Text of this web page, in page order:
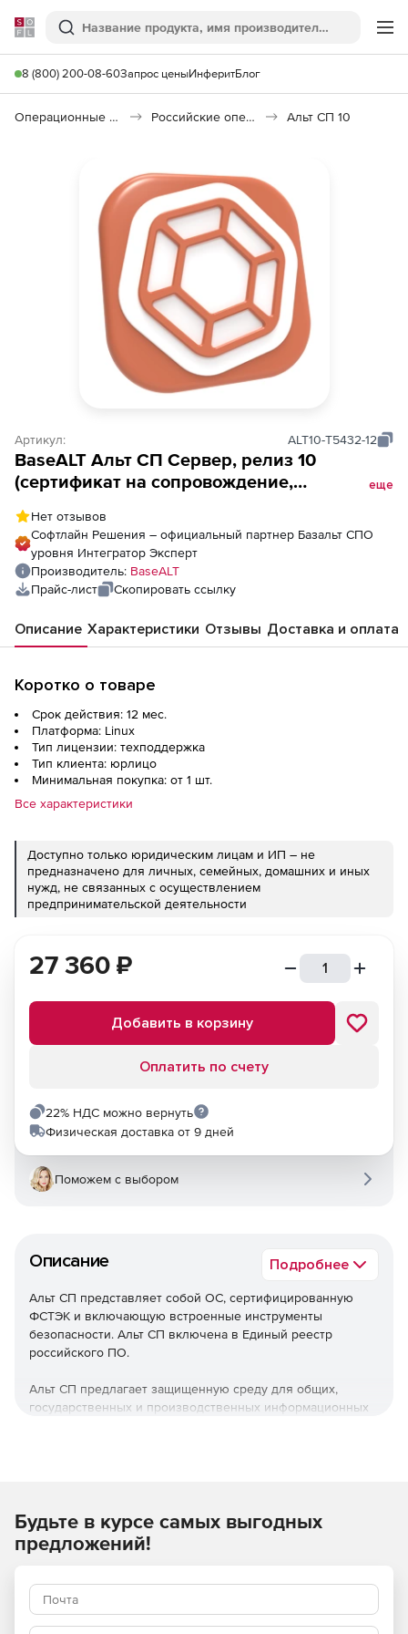
Softline
Поиск
8 (800) 200-08-60Запрос ценыИнферитБлог
Операционные системы Российские операционные системы (Импортозамещение) Альт СП 10
Артикул: ALT10-T5432-12
BaseALT Альт СП Сервер, релиз 10
(сертификат на сопровождение,
виртуализации, без сопровождения
программного комплекса Альт Домен,
уровень стандартный, сроком на 12 мес.
еще
Нет отзывов
Софтлайн Решения – официальный партнер Базальт СПО
уровня Интегратор Эксперт
Производитель: BaseALT
Прайс-лист
Скопировать ссылку
Описание Характеристики Отзывы Доставка и оплата
Коротко о товаре
Срок действия: 12 мес.
Платформа: Linux
Тип лицензии: техподдержка
Тип клиента: юрлицо
Минимальная покупка: от 1 шт.
Все характеристики
Доступно только юридическим лицам и ИП – не
предназначено для личных, семейных, домашних и иных
нужд, не связанных с осуществлением
предпринимательской деятельности
Описание Подробнее
Альт СП представляет собой ОС, сертифицированную
ФСТЭК и включающую встроенные инструменты
безопасности. Альт СП включена в Единый реестр
российского ПО.
Альт СП предлагает защищенную среду для общих,
государственных и производственных информационных
рабочих станций со встроенными программными
средствами защиты информации.
Работа на нескольких вариантах оборудования и
разном перефирийном аппарате.
27 360 ₽
Добавить в корзину
Оплатить по счету
22% НДС можно вернуть
Физическая доставка от 9 дней
Поможем с выбором
Будьте в курсе самых выгодных
предложений!